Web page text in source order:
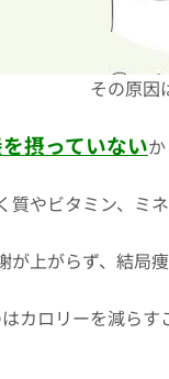
その原因
摂っていない
質やビタミン、ミ
が上がらず、結局
カロリーを減らす